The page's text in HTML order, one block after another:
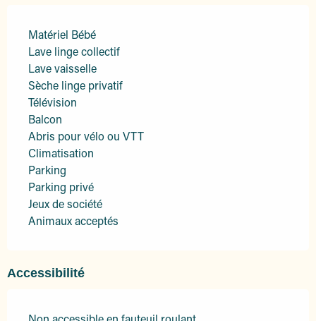
Matériel Bébé
Lave linge collectif
Lave vaisselle
Sèche linge privatif
Télévision
Balcon
Abris pour vélo ou VTT
Climatisation
Parking
Parking privé
Jeux de société
Animaux acceptés
Accessibilité